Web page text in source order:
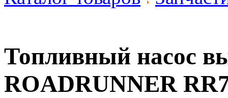
Топливный насос
ROADRUNNER